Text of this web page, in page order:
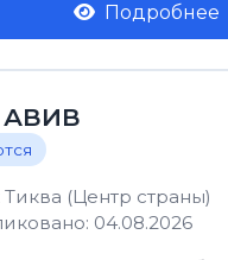
Подробнее
АВИВ
Тиква (Центр страны)
04.08.2026